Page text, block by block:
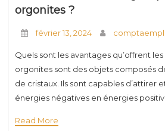
orgonites ?
février 13, 2024
Quels sont les avantages qu’offrent
orgonites sont des objets composés
de cristaux. Ils sont capables d’attirer
énergies négatives en énergies
Read More